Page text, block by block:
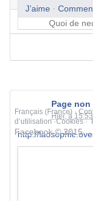
J’aime ·
Français (France) ·
d’utilisation·Cookies·
Facebook © 2015
Page
Hier, à 15:53
http://